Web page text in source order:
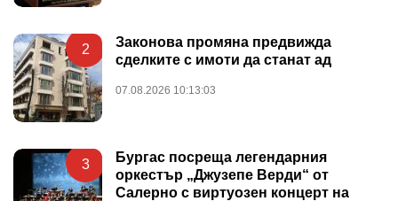
2
Законова промяна предвижда
сделките с имоти да станат ад
07.08.2026 10:13:03
3
Бургас посреща легендарния
оркестър „Джузепе Верди“ от
Салерно с виртуозен концерт на